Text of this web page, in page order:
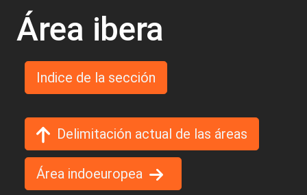
Área ibera
Indice de la sección
Delimitación actual de las áreas
Área indoeuropea